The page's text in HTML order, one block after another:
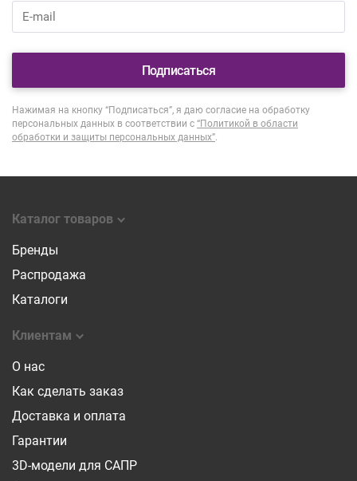
Подписаться
Нажимая на кнопку “Подписаться”, я даю согласие на обработку
персональных данных в соответствии с “Политикой в области
обработки и защиты персональных данных”
Каталог товаров
Бренды
Распродажа
Каталоги
Клиентам
О нас
Как сделать заказ
Доставка и оплата
Гарантии
3D-модели для САПР